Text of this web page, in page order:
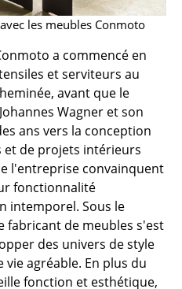
les meubles Conmoto
a commencé en
et serviteurs au
avant que le
Wagner et son
ans vers la conception
et de projets intérieurs
l'entreprise convainquent
fonctionnalité
intemporel. Sous le
fabricant de meubles s'est
des univers de style
vie agréable. En plus du
fonction et esthétique,